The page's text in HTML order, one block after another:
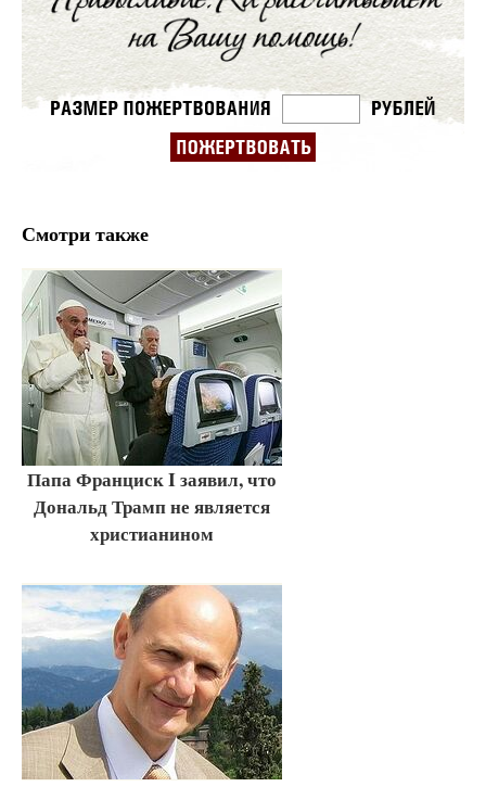
Смотри также
Папа Франциск I заявил, что
Дональд Трамп не является
христианином